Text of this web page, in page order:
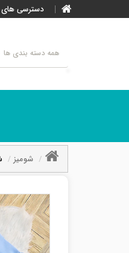
دسترسی
همه دسته بندی ها
شومیز